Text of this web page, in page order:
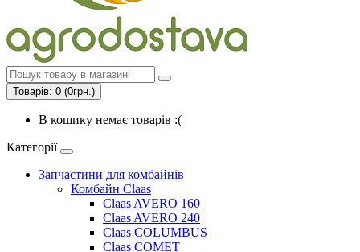
Товарів: 0 (0грн.)
В кошику немає товарів :(
Категорії
Запчастини для комбайнів
Комбайн Claas
Claas AVERO 160
Claas AVERO 240
Claas COLUMBUS
Claas COMET